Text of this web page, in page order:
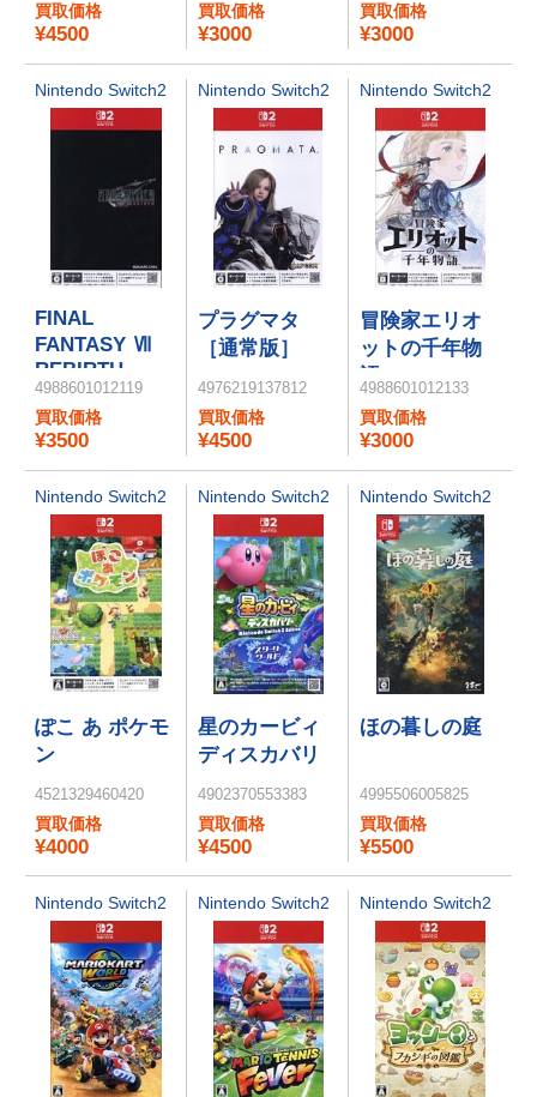
Switch 2
Edition
買取価格
¥4500
買取価格
¥3000
買取価格
¥3000
Nintendo Switch2
FINAL
FANTASY Ⅶ
REBIRTH
4988601012119
買取価格
¥3500
Nintendo Switch2
プラグマタ
［通常版］
4976219137812
買取価格
¥4500
Nintendo Switch2
冒険家エリオ
ットの千年物
語
4988601012133
買取価格
¥3000
Nintendo Switch2
ぽこ あ ポケモ
ン
4521329460420
買取価格
¥4000
Nintendo Switch2
星のカービィ
ディスカバリ
ー Nintendo
Edition + スタ
4902370553383
買取価格
¥4500
Nintendo Switch2
ほの暮しの庭
4995506005825
買取価格
¥5500
Nintendo Switch2 Nintendo Switch2 Nintendo Switch2